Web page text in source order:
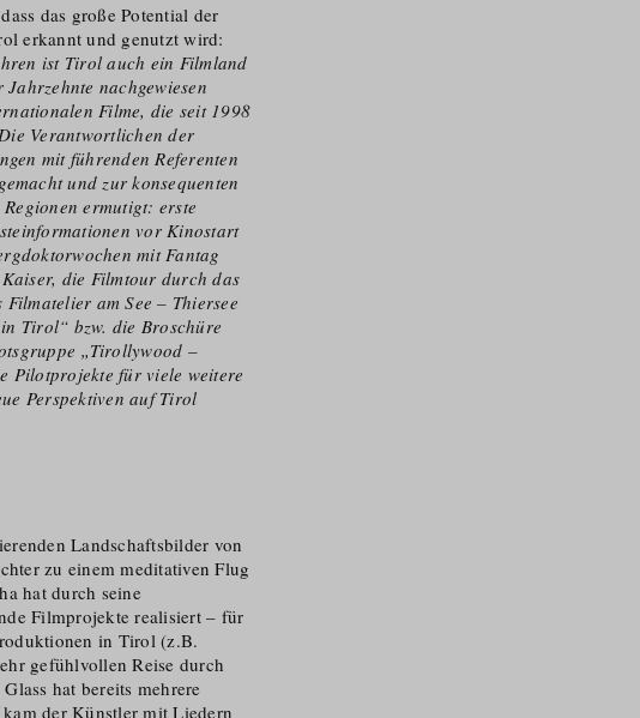
das große Potential der
erkannt und genutzt wird:
ist Tirol auch ein Filmland
nachgewiesen
Filme, die seit 1998
Verantwortlichen der
mit führenden Referenten
und zur konsequenten
ermutigt: erste
vor Kinostart
mit Fantag
die Filmtour durch das
am See – Thiersee
Tirol“ bzw. die Broschüre
„Tirollywood –
Pilotprojekte für viele weitere
Perspektiven auf Tirol
Landschaftsbilder von
zu einem meditativen Flug
hat durch seine
Filmprojekte realisiert – für
in Tirol (z.B.
gefühlvollen Reise durch
hat bereits mehrere
der Künstler mit Liedern